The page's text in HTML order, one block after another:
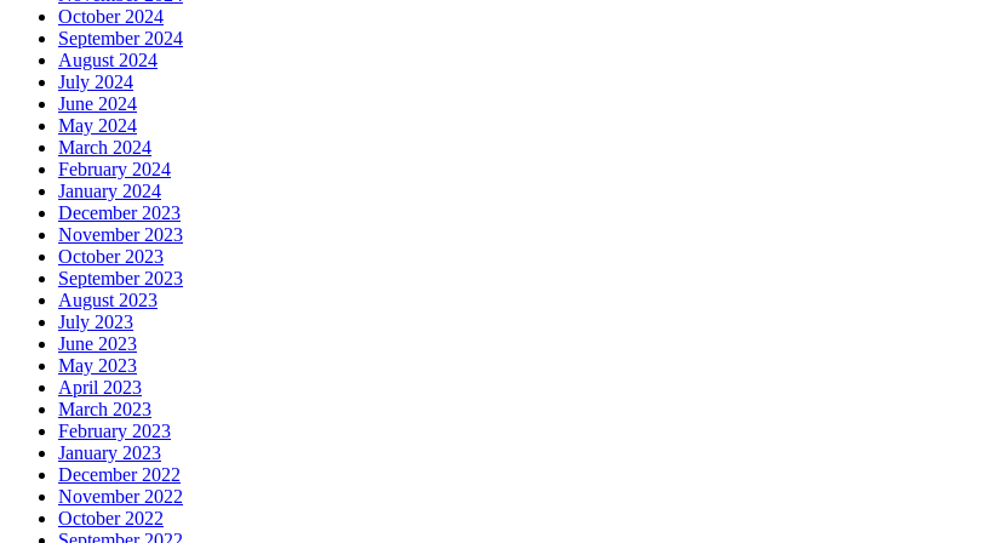
October 2024
September 2024
August 2024
July 2024
June 2024
May 2024
March 2024
February 2024
January 2024
December 2023
November 2023
October 2023
September 2023
August 2023
July 2023
June 2023
May 2023
April 2023
March 2023
February 2023
January 2023
December 2022
November 2022
October 2022